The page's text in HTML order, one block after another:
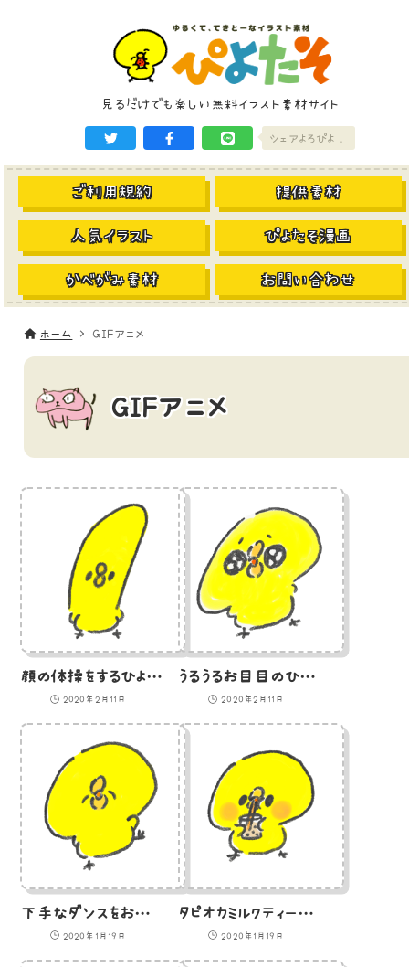
見るだけでも楽しい無料イラスト素材サイト
シェアよろぴよ！
ご利用規約 提供素材
人気イラスト ぴよたそ漫画
かべがみ素材 お問い合わせ
ホーム GIFアニメ
GIFアニメ
顔の体操をするひよこのGIFアニメ
2020年2月11日
うるうるお目目のひよこ「ぴえん」（GIFアニメ）
2020年2月11日
下手なダンスをおどるひよこ（GIFアニメ）
2020年1月19日
タピオカミルクティーを飲むひよこ（GIFアニメ）
2020年1月19日